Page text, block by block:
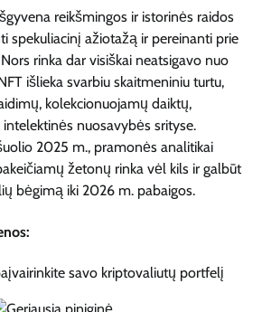
reikšmingos ir istorinės raidos
spekuliacinį ažiotažą ir pereinanti prie
rinka dar visiškai neatsigavo nuo
išlieka svarbiu skaitmeniniu turtu,
kolekcionuojamų daiktų,
nuosavybės srityse.
2025 m., pramonės analitikai
žetonų rinka vėl kils ir galbūt
bėgimą iki 2026 m. pabaigos.
savo kriptovaliutų portfelį